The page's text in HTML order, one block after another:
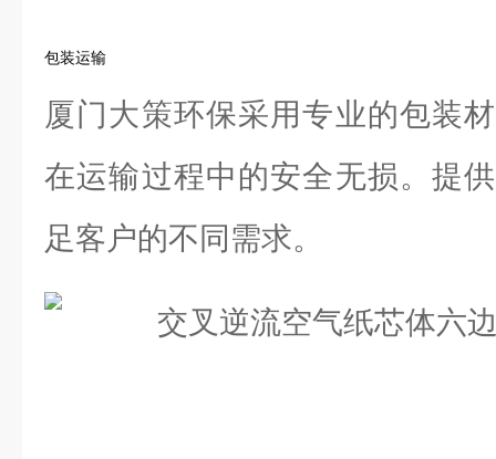
包装运输
厦门大策环保采用专业的包装
在运输过程中的安全无损。提
足客户的不同需求。